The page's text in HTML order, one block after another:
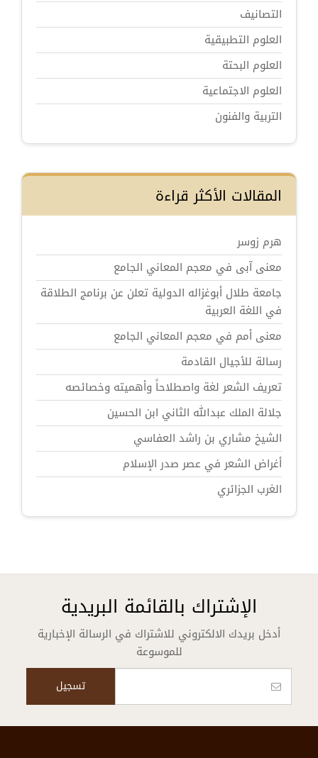
التصانيف
العلوم التطبيقية
العلوم البحتة
العلوم الاجتماعية
التربية والفنون
المقالات الأكثر قراءة
هرم زوسر
معنى آبى في معجم المعاني الجامع
جامعة طلال أبوغزاله الدولية تعلن عن برنامج الطلاقة
في اللغة العربية
معنى أمم في معجم المعاني الجامع
رسالة للأجيال القادمة
تعريف الشعر لغة واصطلاحاً وأهميته وخصائصه
جلالة الملك عبدالله الثاني ابن الحسين
الشيخ مشاري بن راشد العفاسي
أغراض الشعر في عصر صدر الإسلام
الغرب الجزائري
الإشتراك بالقائمة البريدية
أدخل بريدك الالكتروني للاشتراك في الرسالة الإخبارية
للموسوعة